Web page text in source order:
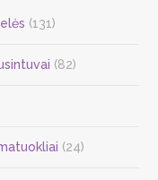
(131)
(82)
(24)